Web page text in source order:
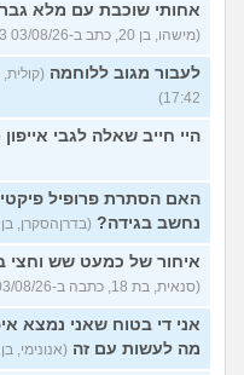
אחותי שוכבת עם מלא
(מישהו, בן 20, כתב ב-03/08/26 17:53)
לעבור מגוב ללוחמה
17:42)
היי חייב שאלה לגבי אייפון
האם הסתרת פרופיל
נחשב בגידה? (בדרןהסקרן, בן 33, כתב ב-03/08/26 17:24)
איחור של כמעט שש וחצי
(סנאית, בת 18, כתבה ב-03/08/26 17:13)
אני די בטוח שאני נמצא
מה לעשות עם זה (אנונימי, בן 18, כתב ב-03/08/26 17:02)